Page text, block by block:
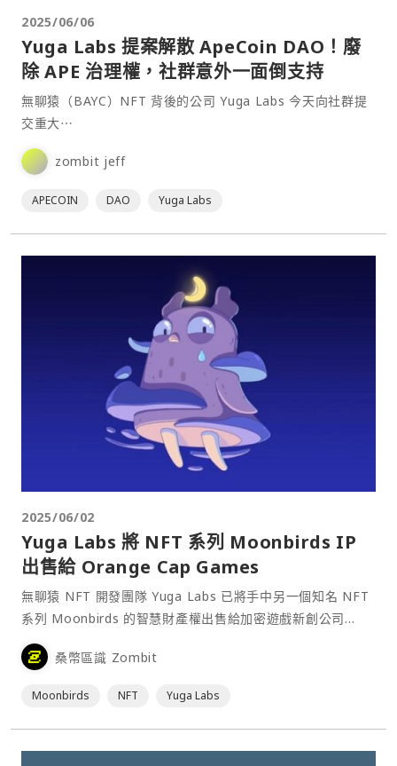
2025/06/06
Yuga Labs 提案解散 ApeCoin DAO！廢
除 APE 治理權，社群意外一面倒支持
無聊猿（BAYC）NFT 背後的公司 Yuga Labs 今天向社群提
交重大⋯
zombit jeff
APECOIN DAO Yuga Labs
2025/06/02
Yuga Labs 將 NFT 系列 Moonbirds IP
出售給 Orange Cap Games
無聊猿 NFT 開發團隊 Yuga Labs 已將手中另一個知名 NFT
系列 Moonbirds 的智慧財產權出售給加密遊戲新創公司
Orange Cap Games（OCG），而這距離該 NFT 團隊收購
該收藏品僅僅一年多時間。⋯
桑幣區識 Zombit
Moonbirds NFT Yuga Labs